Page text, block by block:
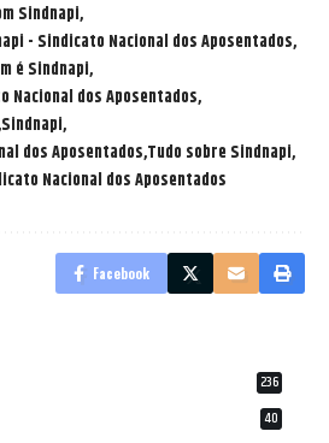
Sindnapi
- Sindicato Nacional dos Aposentados
é Sindnapi
Nacional dos Aposentados
Sindnapi
dos Aposentados Tudo sobre Sindnapi
Nacional dos Aposentados
Facebook
236
40